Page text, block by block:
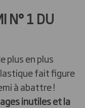
N° 1 DU
plus en plus
fait figure
à abattre !
inutiles et la